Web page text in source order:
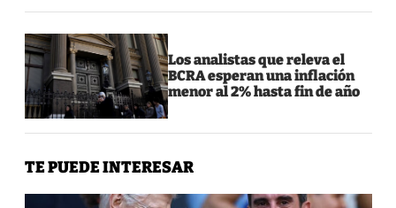
Los analistas que releva el
BCRA esperan una inflación
menor al 2% hasta fin de año
TE PUEDE INTERESAR